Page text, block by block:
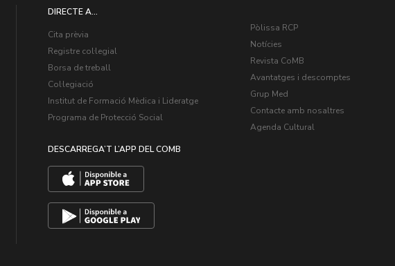
DIRECTE A...
Cita prèvia
Registre col·legial
Borsa de treball
Col·legiació
Institut de Formació Mèdica i Lideratge
Programa de Protecció Social
DESCARREGA’T L’APP DEL COMB
Pòlissa RCP
Notícies
Revista CoMB
Avantatges i descomptes
Grup Med
Contacte amb nosaltres
Agenda Cultural